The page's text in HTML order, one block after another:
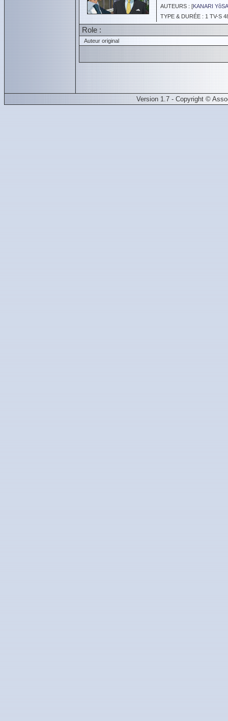
AUTEURS : [KANARI
TYPE & DURÉE : 1 TV-S
Role :
Auteur original
Version 1.7 - Copyright ©